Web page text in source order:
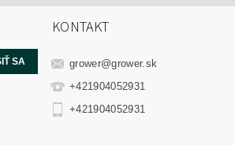
KONTAKT
grower@grower.sk
+421904052931
+421904052931